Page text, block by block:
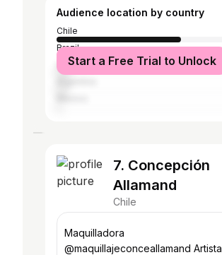
Audience location by country
Chile
Brazil
United States
Start a Free Trial to Unlock
7. Concepción
Allamand
Chile
Maquilladora
@maquillajeconceallamand Artista